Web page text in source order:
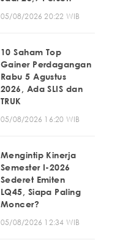
05/08/2026 20:22 WIB
10 Saham Top
Gainer Perdagangan
Rabu 5 Agustus
2026, Ada SLIS dan
TRUK
05/08/2026 16:20 WIB
Mengintip Kinerja
Semester I-2026
Sederet Emiten
LQ45, Siapa Paling
Moncer?
05/08/2026 12:34 WIB